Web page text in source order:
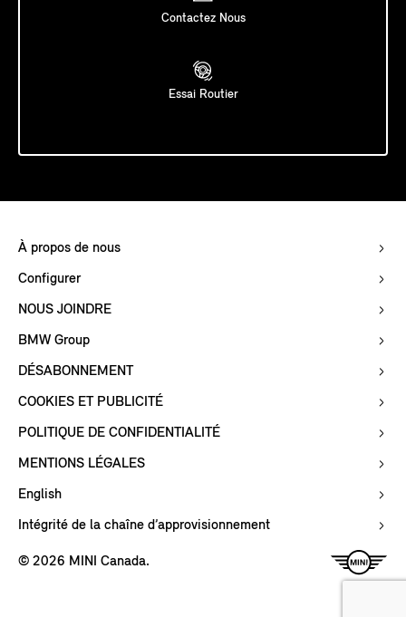
Contactez Nous
Essai Routier
À propos de nous
Configurer
NOUS JOINDRE
BMW Group
DÉSABONNEMENT
COOKIES ET PUBLICITÉ
POLITIQUE DE CONFIDENTIALITÉ
MENTIONS LÉGALES
English
Intégrité de la chaîne d’approvisionnement
© 2026 MINI Canada.